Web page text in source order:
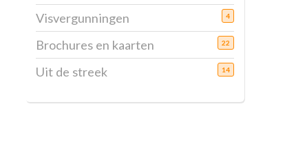
Visvergunningen 4
Brochures en kaarten 22
Uit de streek 14